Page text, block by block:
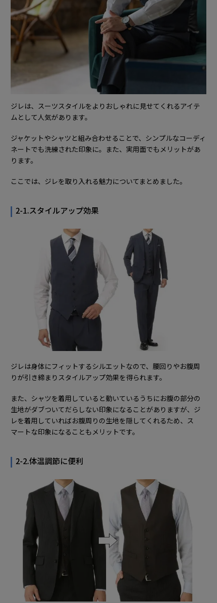
ジレは、スーツスタイルをよりおしゃれに見せてくれるアイテ
ムとして人気があります。
ジャケットやシャツと組み合わせることで、シンプルなコーディ
ネートでも洗練された印象に。また、実用面でもメリットがあ
ります。
ここでは、ジレを取り入れる魅力についてまとめました。
2-1.スタイルアップ効果
ジレは身体にフィットするシルエットなので、腰回りやお腹周
りが引き締まりスタイルアップ効果を得られます。
また、シャツを着用していると動いているうちにお腹の部分の
生地がダブついてだらしない印象になることがありますが、ジ
レを着用していればお腹周りの生地を隠してくれるため、ス
マートな印象になることもメリットです。
2-2.体温調節に便利